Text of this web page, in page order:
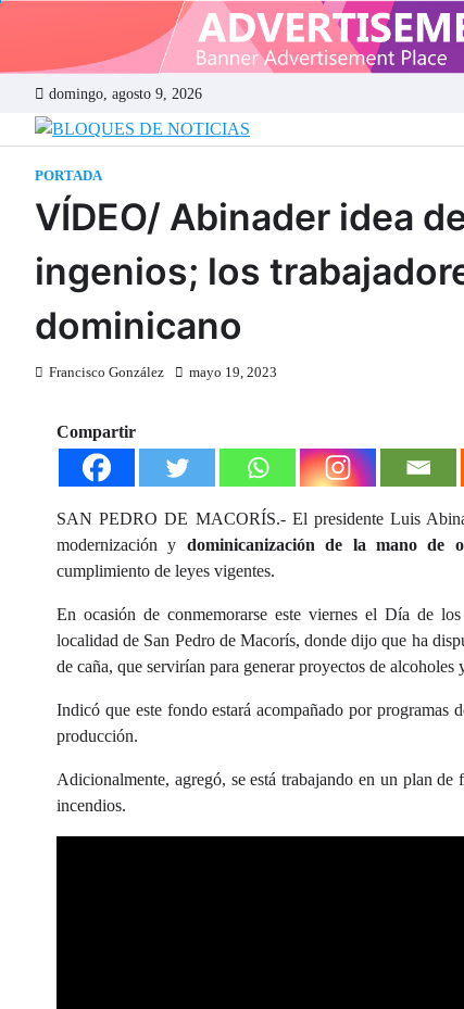
domingo, agosto 9, 2026
BLOQUES
PORTADA
VÍDEO/ Abinader idea
ingenios; los
dominicano
Francisco González mayo 19, 2023
Compartir
SAN PEDRO DE MACORÍS.- El presidente Luis
modernización y dominicanización de la mano de
cumplimiento de leyes vigentes.
En ocasión de conmemorarse este viernes el Día de
localidad de San Pedro de Macorís, donde dijo que ha
de caña, que servirían para generar proyectos de alcoholes
Indicó que este fondo estará acompañado por programas
producción.
Adicionalmente, agregó, se está trabajando en un plan
incendios.